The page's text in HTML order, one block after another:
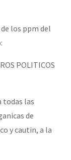
los ppm del
POLITICOS
todas las
de
y cautin, a la